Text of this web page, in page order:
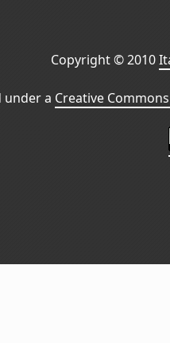
Copyright © 2010
under a Creative